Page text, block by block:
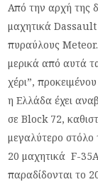
Από την αρχή της
μαχητικά Dassault
πυραύλους
μερικά από αυτά
χέρι”,
η Ελλάδα έχει
σε Block 72,
μεγαλύτερο στόλο
20 μαχητικά F-
παραδίδονται το